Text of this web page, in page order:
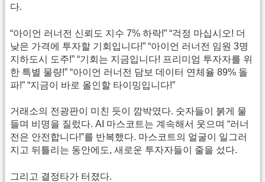
다.
“아이언 러너전 신뢰도 지수 7% 하락!” “걱정 마십시오! 더
낮은 가격에 투자할 기회입니다!” “아이언 러너전 임원 3명
지하도시 도주!” “기회는 지금입니다! 프리미엄 투자자를 위
한 특별 물량!” “아이언 러너전 담보 데이터 연체율 89% 돌
파!” “지금이 바로 올인할 타이밍입니다!”
거래소의 전광판이 미친 듯이 깜박였다. 숫자들이 붉게 물
들며 비명을 질렀다. AI 마스코트는 계속해서 웃으며 “러너
전은 안전합니다!”를 반복했다. 마스코트의 얼굴이 일그러
지고 뒤틀리는 동안에도, 새로운 투자자들이 줄을 섰다.
그리고 결정타가 터졌다.